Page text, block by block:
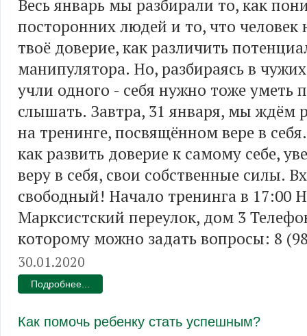
Весь январь мы разбирали то, как
посторонних людей и то, что человек
твоё доверие, как различить
манипулятора. Но, разбираясь в
учли одного - себя нужно тоже уметь
слышать. Завтра, 31 января, мы ждём
на тренинге, посвящённом вере в
как развить доверие к самому себе,
веру в себя, свои собственные силы.
свободный! Начало тренинга в 17:00
Марксистский переулок, дом 3
которому можно задать вопросы: 8
30.01.2020
Подробнее...
Как помочь ребенку стать успешным?